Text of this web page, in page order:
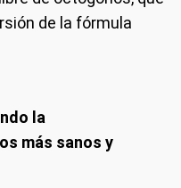
de la fórmula
la
más sanos y